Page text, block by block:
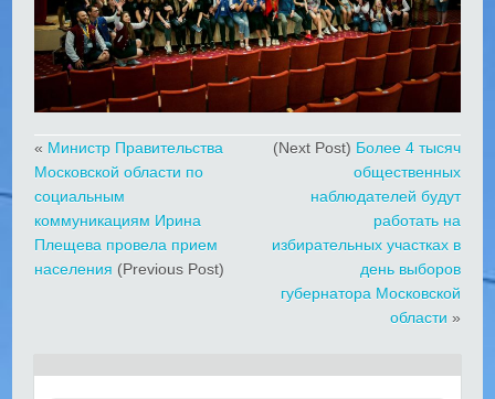
« Министр Правительства
Московской области по
социальным
коммуникациям Ирина
Плещева провела прием
населения (Previous Post)
(Next Post) Более 4 тысяч
общественных
наблюдателей будут
работать на
избирательных участках в
день выборов
губернатора Московской
области »